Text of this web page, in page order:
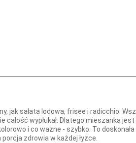
jak sałata lodowa, frisee i radicchio.
wypłukał. Dlatego mieszanka
i co ważne - szybko. To
zdrowia w każdej łyżce.